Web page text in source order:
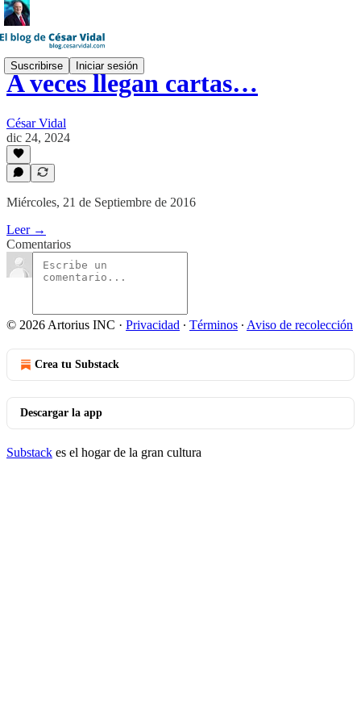
Suscribirse Iniciar sesión
A veces llegan cartas…
César Vidal
dic 24, 2024
Miércoles, 21 de Septiembre de 2016
Leer →
Comentarios
© 2026 Artorius INC · Privacidad ∙ Términos ∙ Aviso de recolección
Crea tu Substack
Descargar la app
Substack es el hogar de la gran cultura